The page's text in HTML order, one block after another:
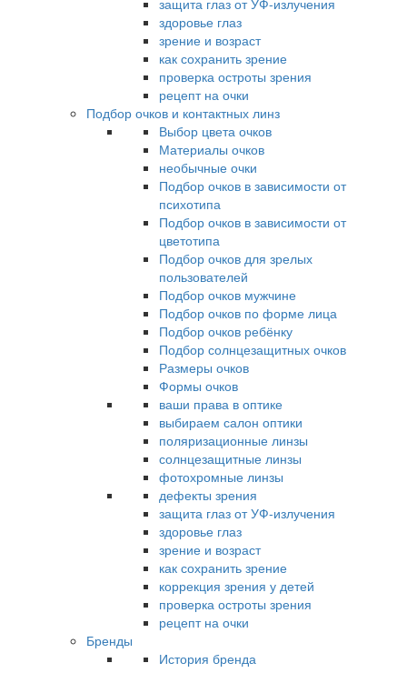
защита глаз от УФ-излучения
здоровье глаз
зрение и возраст
как сохранить зрение
проверка остроты зрения
рецепт на очки
Подбор очков и контактных линз
Выбор цвета очков
Материалы очков
необычные очки
Подбор очков в зависимости от
психотипа
Подбор очков в зависимости от
цветотипа
Подбор очков для зрелых
пользователей
Подбор очков мужчине
Подбор очков по форме лица
Подбор очков ребёнку
Подбор солнцезащитных очков
Размеры очков
Формы очков
ваши права в оптике
выбираем салон оптики
поляризационные линзы
солнцезащитные линзы
фотохромные линзы
дефекты зрения
защита глаз от УФ-излучения
здоровье глаз
зрение и возраст
как сохранить зрение
коррекция зрения у детей
проверка остроты зрения
рецепт на очки
Бренды
История бренда